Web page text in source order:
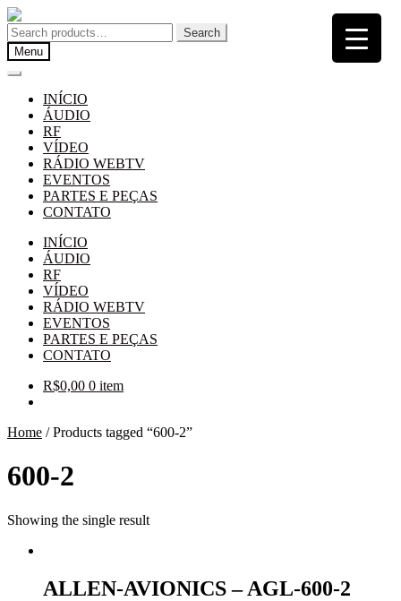
Pular
para
navegação
Pular
para
o
conteúdo
Search
for:
Search
Menu
INÍCIO
ÁUDIO
RF
VÍDEO
RÁDIO WEBTV
EVENTOS
PARTES E PEÇAS
CONTATO
INÍCIO
ÁUDIO
RF
VÍDEO
RÁDIO WEBTV
EVENTOS
PARTES E PEÇAS
CONTATO
R$0,00 0 item
Home /Products tagged “600-2”
600-2
Showing the single result
ALLEN-AVIONICS – AGL-600-2